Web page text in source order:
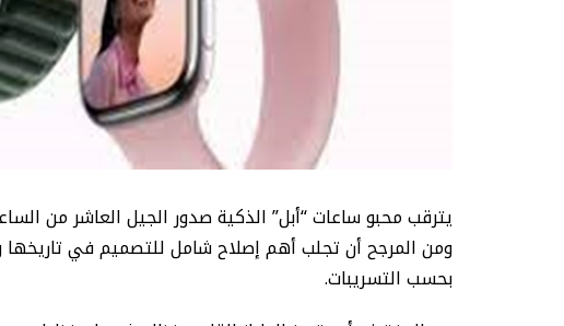
ومن المرجح أن تجلب أهم إصلاح شامل للتصميم في
بحسب التسريبات.